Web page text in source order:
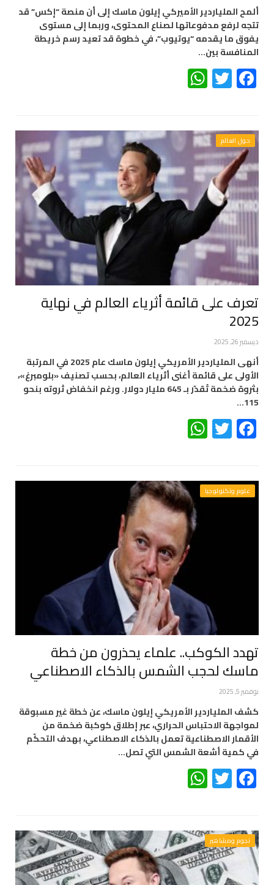
ألمح الملياردير الأميركي إيلون ماسك إلى أن منصة “إكس” قد
تتجه لرفع مدفوعاتها لصناع المحتوى، وربما إلى مستوى
يفوق ما يقدمه “يوتيوب”، في خطوة قد تعيد رسم خريطة
المنافسة بين…
Facebook
Twitter
حول العالم
تعرف على قائمة أثرياء العالم في نهاية
2025
ديسمبر 26, 2025
أنهى الملياردير الأمريكي إيلون ماسك عام 2025 في المرتبة
الأولى على قائمة أغنى أثرياء العالم، بحسب تصنيف «بلومبرغ»،
بثروة ضخمة تُقدّر بـ 645 مليار دولار. ورغم انخفاض ثروته بنحو
115…
Facebook
Twitter
علوم وتكنولوجيا
تهدد الكوكب.. علماء يحذرون من خطة
ماسك لحجب الشمس بالذكاء الاصطناعي
نوفمبر 5, 2025
كشف الملياردير الأمريكي إيلون ماسك، عن خطة غير مسبوقة
لمواجهة الاحتباس الحراري، عبر إطلاق كوكبة ضخمة من
الأقمار الاصطناعية تعمل بالذكاء الاصطناعي، بهدف التحكّم
في كمية أشعة الشمس التي تصل…
Facebook
Twitter
نجوم ومشاهير